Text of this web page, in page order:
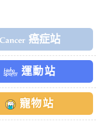
癌症站
運動站
寵物站